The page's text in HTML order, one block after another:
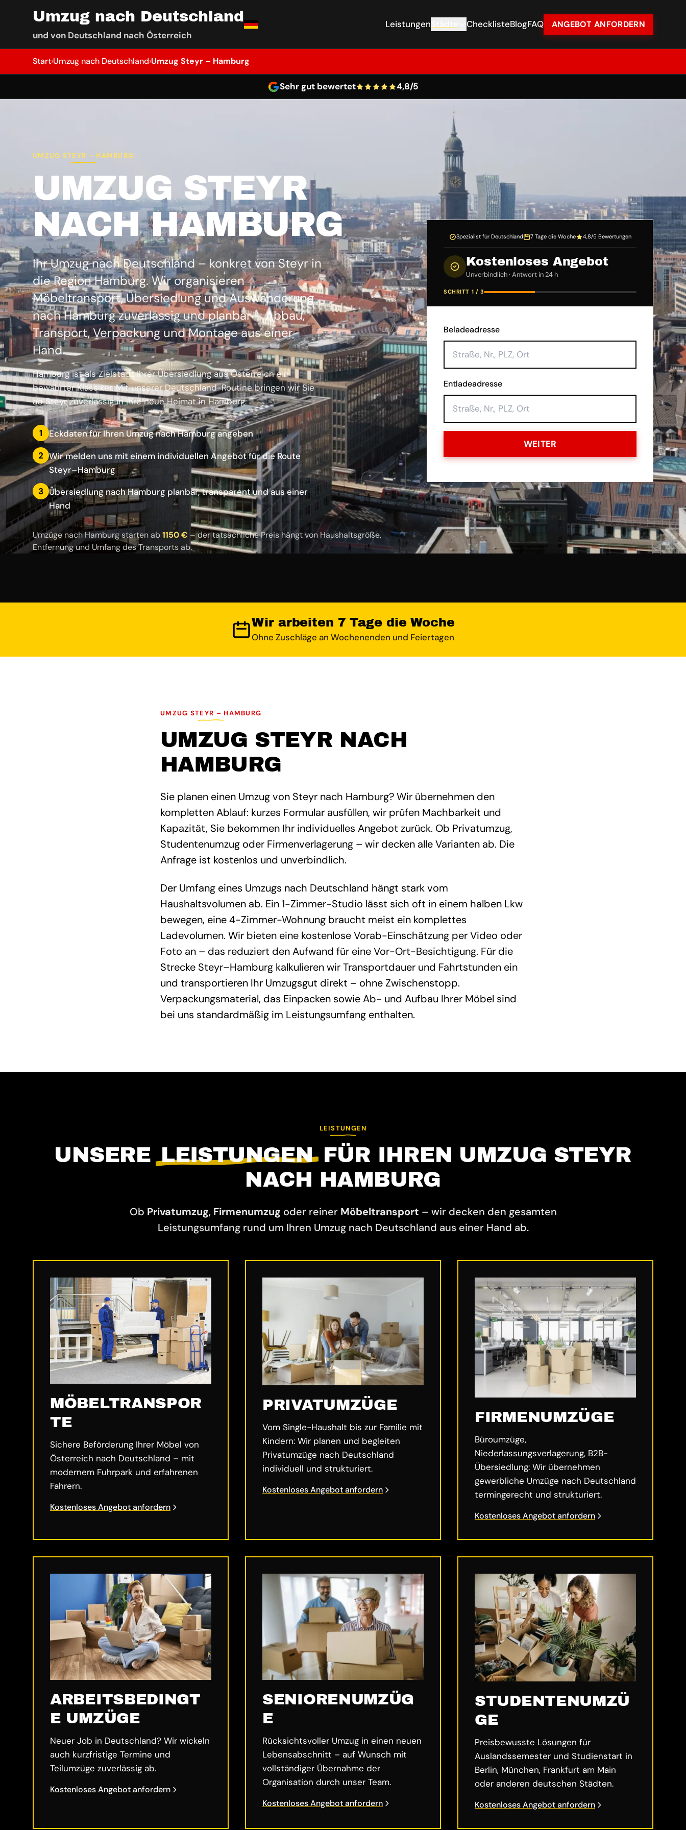
Umzug nach Deutschland
und von Deutschland nach Österreich
Leistungen ChecklisteBlogFAQ ANGEBOT ANFORDERN
Start›Umzug nach Deutschland›Umzug Steyr – Hamburg
Sehr gut bewertet 4,8/5
UMZUG STEYR – HAMBURG
UMZUG STEYR
NACH HAMBURG
Ihr Umzug nach Deutschland – konkret von Steyr in
die Region Hamburg. Wir organisieren
Möbeltransport, Übersiedlung und Auswanderung
nach Hamburg zuverlässig und planbar – Abbau,
Transport, Verpackung und Montage aus einer
Hand.
Hamburg ist als Zielstadt Ihrer Übersiedlung aus Österreich ein
bewährter Klassiker. Mit unserer Deutschland-Routine bringen wir Sie
ab Steyr zuverlässig in Ihre neue Heimat in Hamburg.
1
Eckdaten für Ihren Umzug nach Hamburg angeben
2 Wir melden uns mit einem individuellen Angebot für die Route
Steyr–Hamburg
3 Übersiedlung nach Hamburg planbar, transparent und aus einer
Hand
Umzüge nach Hamburg starten ab1150 € – der tatsächliche Preis hängt von Haushaltsgröße,
Entfernung und Umfang des Transports ab.
Spezialist für Deutschland 7 Tage die Woche 4,8/5 Bewertungen
Kostenloses Angebot
Unverbindlich · Antwort in 24 h
SCHRITT 1 / 3
Beladeadresse
Entladeadresse
WEITER
Wir arbeiten 7 Tage die Woche
Ohne Zuschläge an Wochenenden und Feiertagen
UMZUG STEYR – HAMBURG
UMZUG STEYR NACH
HAMBURG
Sie planen einen Umzug von Steyr nach Hamburg? Wir übernehmen den
kompletten Ablauf: kurzes Formular ausfüllen, wir prüfen Machbarkeit und
Kapazität, Sie bekommen Ihr individuelles Angebot zurück. Ob Privatumzug,
Studentenumzug oder Firmenverlagerung – wir decken alle Varianten ab. Die
Anfrage ist kostenlos und unverbindlich.
Der Umfang eines Umzugs nach Deutschland hängt stark vom
Haushaltsvolumen ab. Ein 1-Zimmer-Studio lässt sich oft in einem halben Lkw
bewegen, eine 4-Zimmer-Wohnung braucht meist ein komplettes
Ladevolumen. Wir bieten eine kostenlose Vorab-Einschätzung per Video oder
Foto an – das reduziert den Aufwand für eine Vor-Ort-Besichtigung. Für die
Strecke Steyr–Hamburg kalkulieren wir Transportdauer und Fahrtstunden ein
und transportieren Ihr Umzugsgut direkt – ohne Zwischenstopp.
Verpackungsmaterial, das Einpacken sowie Ab- und Aufbau Ihrer Möbel sind
bei uns standardmäßig im Leistungsumfang enthalten.
LEISTUNGEN
UNSERELEISTUNGENFÜR IHREN UMZUG STEYR
NACH HAMBURG
Ob Privatumzug, Firmenumzug oder reiner Möbeltransport – wir decken den gesamten
Leistungsumfang rund um Ihren Umzug nach Deutschland aus einer Hand ab.
MÖBELTRANSPOR
TE
Sichere Beförderung Ihrer Möbel von
Österreich nach Deutschland – mit
modernem Fuhrpark und erfahrenen
Fahrern.
Kostenloses Angebot anfordern
PRIVATUMZÜGE
Vom Single-Haushalt bis zur Familie mit
Kindern: Wir planen und begleiten
Privatumzüge nach Deutschland
individuell und strukturiert.
Kostenloses Angebot anfordern
FIRMENUMZÜGE
Büroumzüge,
Niederlassungsverlagerung, B2B-
Übersiedlung: Wir übernehmen
gewerbliche Umzüge nach Deutschland
termingerecht und strukturiert.
Kostenloses Angebot anfordern
ARBEITSBEDINGT
E UMZÜGE
Neuer Job in Deutschland? Wir wickeln
auch kurzfristige Termine und
Teilumzüge zuverlässig ab.
Kostenloses Angebot anfordern
SENIORENUMZÜG
E
Rücksichtsvoller Umzug in einen neuen
Lebensabschnitt – auf Wunsch mit
vollständiger Übernahme der
Organisation durch unser Team.
Kostenloses Angebot anfordern
STUDENTENUMZÜ
GE
Preisbewusste Lösungen für
Auslandssemester und Studienstart in
Berlin, München, Frankfurt am Main
oder anderen deutschen Städten.
Kostenloses Angebot anfordern